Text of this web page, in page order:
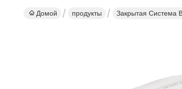
Домой продукты Закрытая Система